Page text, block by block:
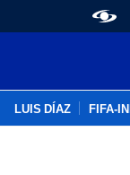
LUIS DÍAZ FIFA-